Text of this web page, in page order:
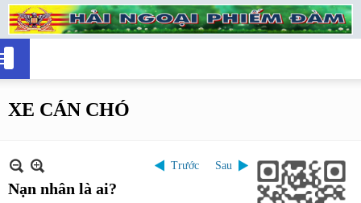
XE CÁN CHÓ
Trước Sau
Nạn nhân là ai?